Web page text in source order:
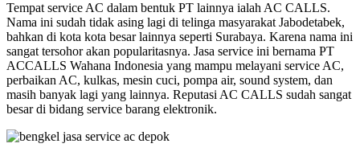
Tempat service AC dalam bentuk PT lainnya ialah AC CALLS.
Nama ini sudah tidak asing lagi di telinga masyarakat Jabodetabek,
bahkan di kota kota besar lainnya seperti Surabaya. Karena nama ini
sangat tersohor akan popularitasnya. Jasa service ini bernama PT
ACCALLS Wahana Indonesia yang mampu melayani service AC,
perbaikan AC, kulkas, mesin cuci, pompa air, sound system, dan
masih banyak lagi yang lainnya. Reputasi AC CALLS sudah sangat
besar di bidang service barang elektronik.